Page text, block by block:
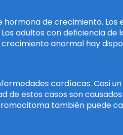
de crecimiento.
adultos con deficiencia
anormal hay
cardíacas. Casi
de estos casos son
también puede